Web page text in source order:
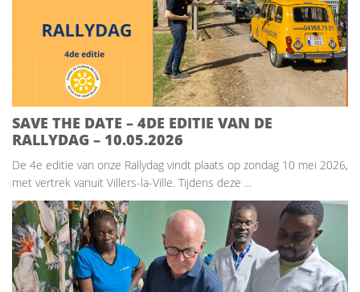
SAVE THE DATE – 4DE EDITIE VAN DE
RALLYDAG – 10.05.2026
De 4e editie van onze Rallydag vindt plaats op zondag 10 mei 2026,
met vertrek vanuit Villers-la-Ville. Tijdens deze ...